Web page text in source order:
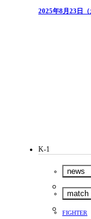
2025年8月23日
K-1
news
match
FIGHTER